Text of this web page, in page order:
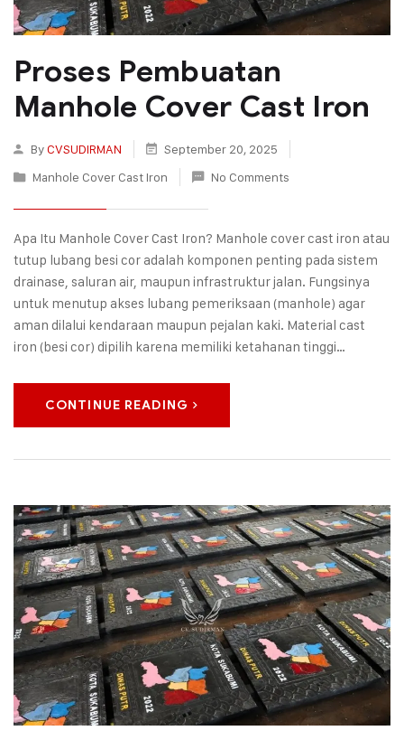
Proses Pembuatan
Manhole Cover Cast Iron
ByCVSUDIRMAN
September 20, 2025
Manhole Cover Cast Iron
No Comments
Apa Itu Manhole Cover Cast Iron? Manhole cover cast iron atau
tutup lubang besi cor adalah komponen penting pada sistem
drainase, saluran air, maupun infrastruktur jalan. Fungsinya
untuk menutup akses lubang pemeriksaan (manhole) agar
aman dilalui kendaraan maupun pejalan kaki. Material cast
iron (besi cor) dipilih karena memiliki ketahanan tinggi…
CONTINUE READING